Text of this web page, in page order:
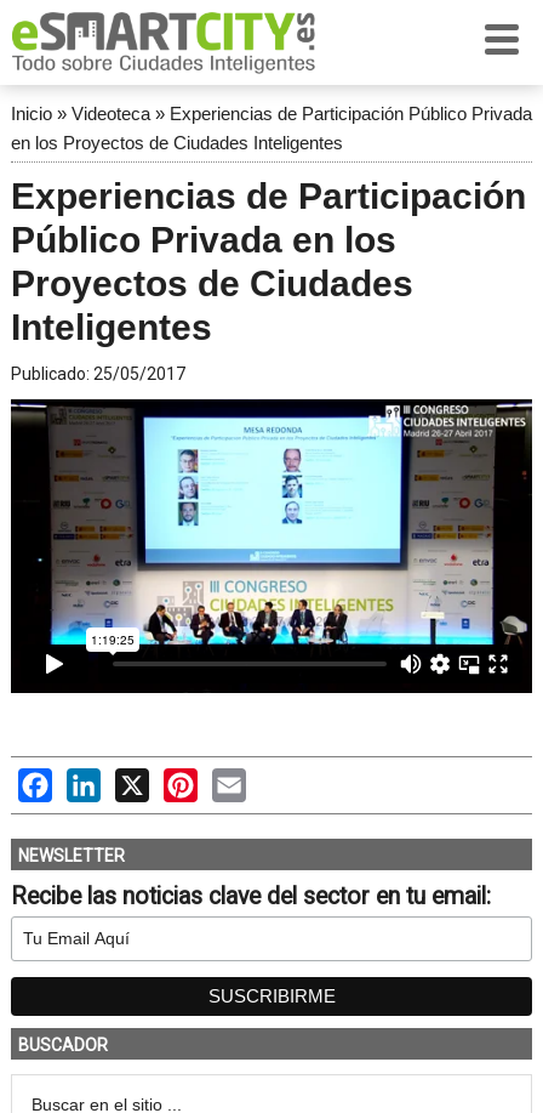
Inicio» Videoteca» Experiencias de Participación Público Privada
en los Proyectos de Ciudades Inteligentes
Experiencias de Participación
Público Privada en los
Proyectos de Ciudades
Inteligentes
Publicado: 25/05/2017
FacebookLinkedIn
X PinterestEmail
NEWSLETTER
Recibe las noticias clave del sector en tu email:
BUSCADOR